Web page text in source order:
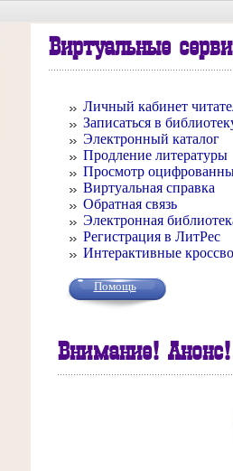
Виртуальные
Личный кабинет
Записаться в
Электронный каталог
Продление литературы
Просмотр
Виртуальная справка
Обратная связь
Электронная
Регистрация в ЛитРес
Интерактивные
Помощь
Внимание! Анонс!